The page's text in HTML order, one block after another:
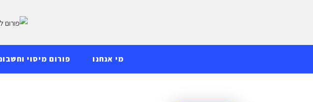
מי אנחנו פורום מיסוי